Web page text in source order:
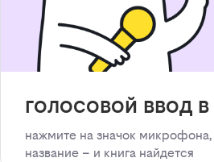
голосовой ввод
нажмите на значок
название – и книга найдется